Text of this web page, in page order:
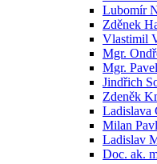
Lubomír
Zděnek
Vlastimil
Mgr.
Mgr.
Jindřich
Zdeněk
Ladislava
Milan
Ladislav
Doc. ak.